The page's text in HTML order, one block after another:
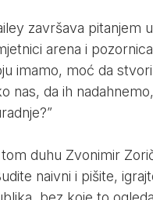
završava pitanjem
arena i
imamo, moć da
nas, da ih
duhu Zvonimir
naivni i pišite,